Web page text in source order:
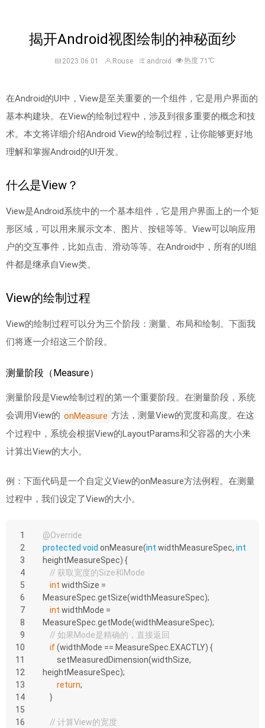
揭开Android视图绘制的神秘面纱
2023.06.01 Rouse android 热度 71 ℃
在Android的UI中，View是至关重要的一个组件，它是用户界面的
基本构建块。在View的绘制过程中，涉及到很多重要的概念和技
术。本文将详细介绍Android View的绘制过程，让你能够更好地
理解和掌握Android的UI开发。
什么是View？
View是Android系统中的一个基本组件，它是用户界面上的一个矩
形区域，可以用来展示文本、图片、按钮等等。View可以响应用
户的交互事件，比如点击、滑动等等。在Android中，所有的UI组
件都是继承自View类。
View的绘制过程
View的绘制过程可以分为三个阶段：测量、布局和绘制。下面我
们将逐一介绍这三个阶段。
测量阶段（Measure）
测量阶段是View绘制过程的第一个重要阶段。在测量阶段，系统
会调用View的 onMeasure 方法，测量View的宽度和高度。在这
个过程中，系统会根据View的LayoutParams和父容器的大小来
计算出View的大小。
例：下面代码是一个自定义View的onMeasure方法例程。在测量
过程中，我们设定了View的大小。
1
2
3
4
5
6
7
8
9
10
11
12
13
14
15
16
@Override
protected void onMeasure(int widthMeasureSpec, int
heightMeasureSpec) {
// 获取宽度的Size和Mode
int widthSize =
MeasureSpec.getSize(widthMeasureSpec);
int widthMode =
MeasureSpec.getMode(widthMeasureSpec);
// 如果Mode是精确的，直接返回
if (widthMode == MeasureSpec.EXACTLY) {
heightMeasureSpec);
return;
    }
// 计算View的宽度